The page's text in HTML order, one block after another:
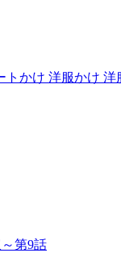
かけ 洋服かけ
第9話